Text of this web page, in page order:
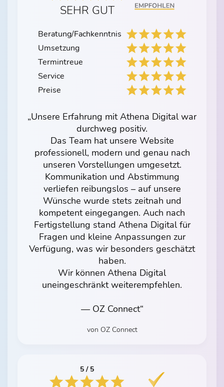
SEHR GUT
Beratung/Fachkenntnis
Umsetzung
Termintreue
Service
Preise
„Unsere Erfahrung mit Athena Digital war
durchweg positiv.
Das Team hat unsere Website
professionell, modern und genau nach
unseren Vorstellungen umgesetzt.
Kommunikation und Abstimmung
verliefen reibungslos – auf unsere
Wünsche wurde stets zeitnah und
kompetent eingegangen. Auch nach
Fertigstellung stand Athena Digital für
Fragen und kleine Anpassungen zur
Verfügung, was wir besonders geschätzt
haben.
Wir können Athena Digital
uneingeschränkt weiterempfehlen.
— OZ Connect“
von OZ Connect
5 / 5